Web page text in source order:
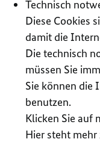
Technisch
Diese Cookies
damit die
Die technisch
müssen Sie
Sie können die
benutzen.
Klicken Sie auf
Hier steht